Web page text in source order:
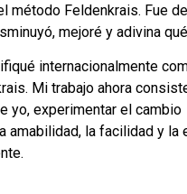
método Feldenkrais. Fue
mejoré y adivina
internacionalmente
Mi trabajo ahora
yo, experimentar el
amabilidad, la facilidad y la